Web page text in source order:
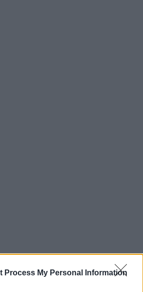
Process My Personal Information